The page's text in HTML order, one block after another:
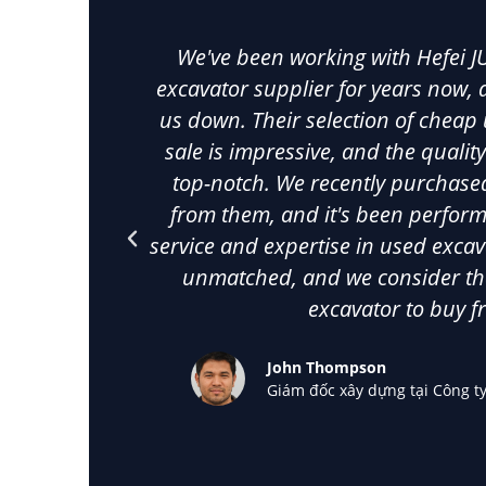
We've been working with Hefei
excavator supplier for years now,
us down. Their selection of
sale is impressive, and the
top-notch. We recently
from them, and it's been
service and expertise in used
unmatched, and we consider
excavator to buy
John Thompson
Giám đốc xây dựng tại Công